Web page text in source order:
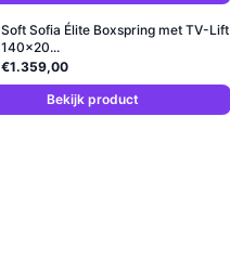
Soft Sofia Élite Boxspring met TV-Lift
140x20...
€1.359,00
Bekijk product